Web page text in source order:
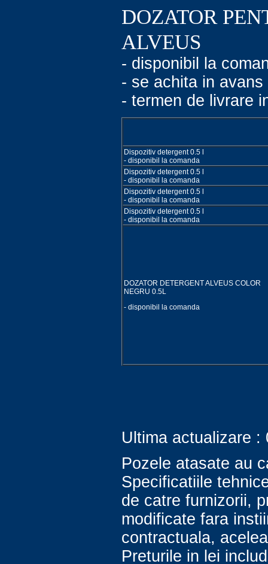
DOZATOR
ALVEUS
- disponibil la
- se achita in avans
- termen de livrare
Dispozitiv detergent 0.5 l
- disponibil la comanda
Dispozitiv detergent 0.5 l
- disponibil la comanda
Dispozitiv detergent 0.5 l
- disponibil la comanda
Dispozitiv detergent 0.5 l
- disponibil la comanda
DOZATOR DETERGENT ALVEUS COLOR
NEGRU 0.5L
- disponibil la comanda
Ultima actualizare :
Pozele atasate au
Specificatiile
de catre furnizorii,
modificate fara
contractuala,
Preturile in lei